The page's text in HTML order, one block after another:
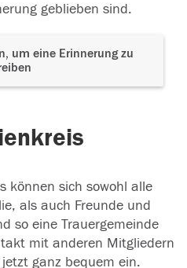
geblieben sind.
um eine Erinnerung zu
können sich sowohl alle
als auch Freunde und
so eine Trauergemeinde
mit anderen Mitgliedern
ganz bequem ein.